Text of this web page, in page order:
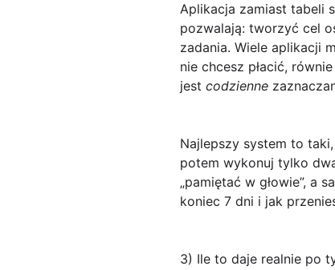
Aplikacja zamiast tabeli
pozwalają: tworzyć cel
zadania. Wiele aplikacji
nie chcesz płacić,
jest codzienne
Najlepszy system to
potem wykonuj tylko
„pamiętać w głowie”, a
koniec 7 dni i jak
3) Ile to daje realnie po